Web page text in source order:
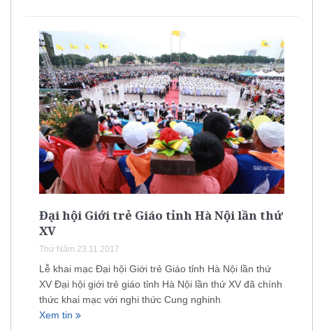
Đại hội Giới trẻ Giáo tỉnh Hà Nội lần thứ
XV
Thứ Năm 23.11.2017
Lễ khai mạc Đại hội Giới trẻ Giáo tỉnh Hà Nội lần thứ
XV Đại hội giới trẻ giáo tỉnh Hà Nội lần thứ XV đã chính
thức khai mạc với nghi thức Cung nghinh
Xem tin